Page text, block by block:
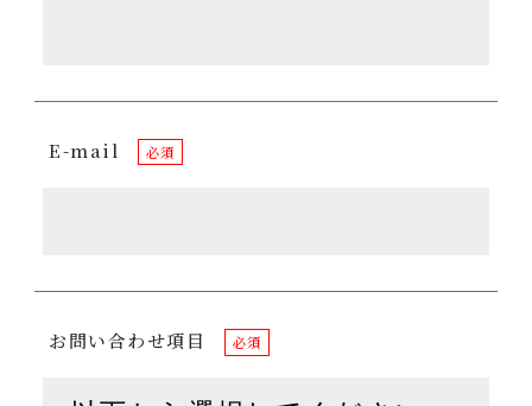
E-mail 必須
お問い合わせ項目 必須